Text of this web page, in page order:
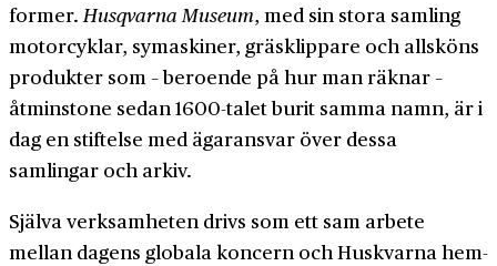
former.Husqvarna Museum, med sin stora samling
motor­cyklar, sy­maskiner, gräs­klippare och allsköns
produkter som – beroende på hur man räknar –
åtminstone sedan 1600-talet burit samma namn, är i
dag en stiftelse med ägar­ansvar över dessa
samlingar och arkiv.
Själva verksamheten drivs som ett sam arbete
mellan dagens globala koncern och Huskvarna hem­